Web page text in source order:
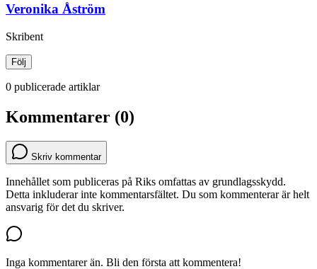
Veronika Åström
Skribent
Följ
0 publicerade artiklar
Kommentarer (0)
Skriv kommentar
Innehållet som publiceras på Riks omfattas av grundlagsskydd.
Detta inkluderar inte kommentarsfältet. Du som kommenterar är helt
ansvarig för det du skriver.
Inga kommentarer än. Bli den första att kommentera!